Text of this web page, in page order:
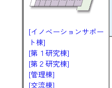
[イノベーションサポー
ト棟]
[第１研究棟]
[第２研究棟]
[管理棟]
[交流棟]